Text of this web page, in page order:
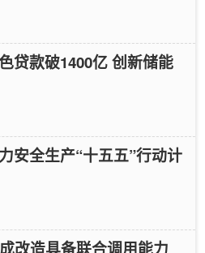
贷款破1400亿 创新储能
安全生产“十五五”行动计